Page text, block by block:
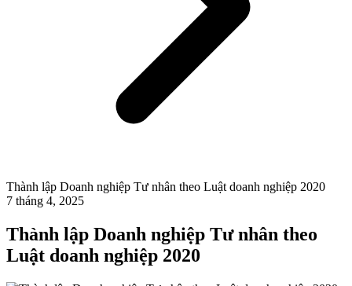
Thành lập Doanh nghiệp Tư nhân theo Luật doanh nghiệp 2020
7 tháng 4, 2025
Thành lập Doanh nghiệp Tư nhân theo
Luật doanh nghiệp 2020